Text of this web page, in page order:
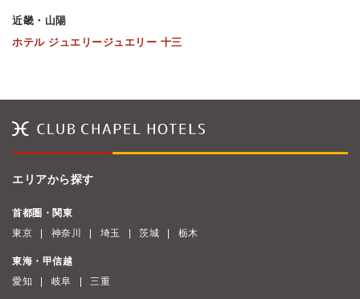
近畿・山陽
ホテル ジュエリージュエリー 十三
エリアから探す
首都圏・関東
東京
神奈川 埼玉 茨城 栃木
東海・甲信越
愛知
岐阜 三重